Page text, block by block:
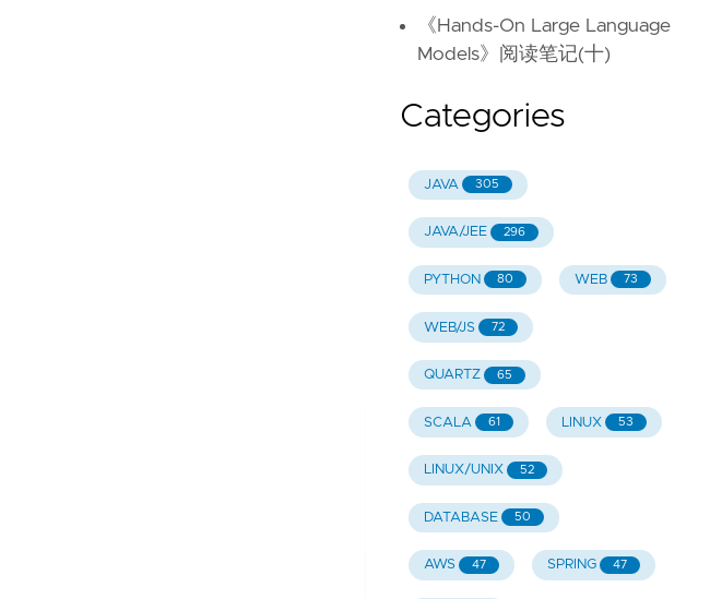
《Hands-On Large Language
Models》阅读笔记(十)
Categories
JAVA 305
JAVA/JEE 296
PYTHON 80 WEB 73
WEB/JS 72
QUARTZ 65
SCALA 61 LINUX 53
LINUX/UNIX 52
DATABASE 50
AWS 47 SPRING 47